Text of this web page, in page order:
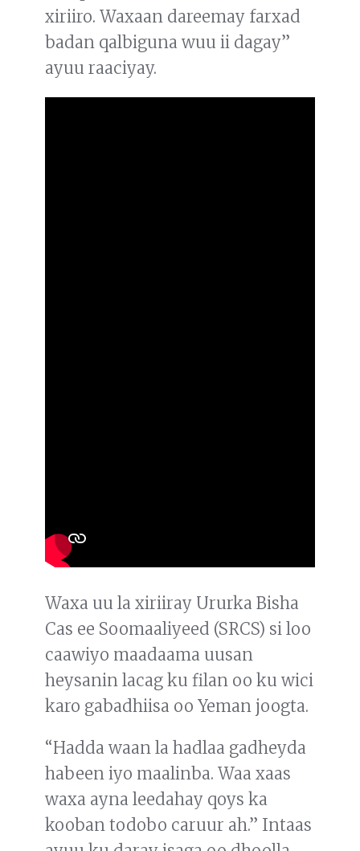
xiriiro. Waxaan dareemay farxad
badan qalbiguna wuu ii dagay”
ayuu raaciyay.
Waxa uu la xiriiray Ururka Bisha
Cas ee Soomaaliyeed (SRCS) si loo
caawiyo maadaama uusan
heysanin lacag ku filan oo ku wici
karo gabadhiisa oo Yeman joogta.
“Hadda waan la hadlaa gadheyda
habeen iyo maalinba. Waa xaas
waxa ayna leedahay qoys ka
kooban todobo caruur ah.” Intaas